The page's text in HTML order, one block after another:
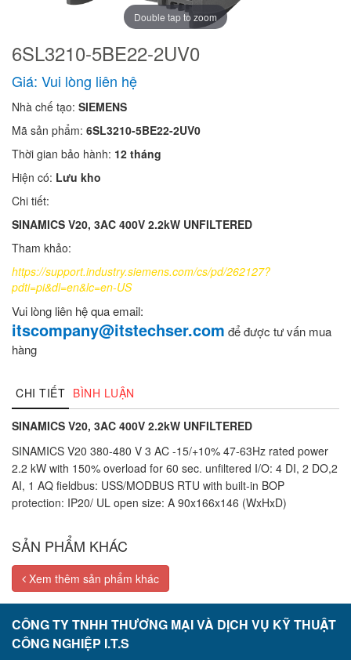
Double tap to zoom
6SL3210-5BE22-2UV0
Giá: Vui lòng liên hệ
Nhà chế tạo: SIEMENS
Mã sản phẩm: 6SL3210-5BE22-2UV0
Thời gian bảo hành: 12 tháng
Hiện có: Lưu kho
Chi tiết:
SINAMICS V20, 3AC 400V 2.2kW UNFILTERED
Tham khảo:
https://support.industry.siemens.com/cs/pd/262127?
pdti=pi&dl=en&lc=en-US
Vui lòng liên hệ qua email:
itscompany@itstechser.com để được tư vấn mua
hàng
CHI TIẾT BÌNH LUẬN
SINAMICS V20, 3AC 400V 2.2kW UNFILTERED
SINAMICS V20 380-480 V 3 AC -15/+10% 47-63Hz rated power
2.2 kW with 150% overload for 60 sec. unfiltered I/O: 4 DI, 2 DO,2
AI, 1 AQ fieldbus: USS/MODBUS RTU with built-in BOP
protection: IP20/ UL open size: A 90x166x146 (WxHxD)
SẢN PHẨM KHÁC
Xem thêm sản phẩm khác
CÔNG TY TNHH THƯƠNG MẠI VÀ DỊCH VỤ KỸ THUẬT
CÔNG NGHIỆP I.T.S